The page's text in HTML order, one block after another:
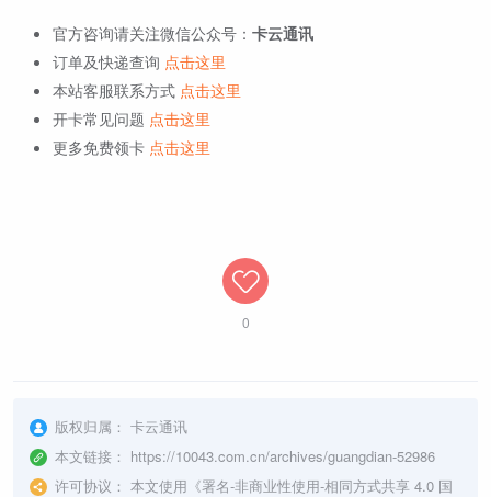
官方咨询请关注微信公众号： 卡云通讯
订单及快递查询 点击这里
本站客服联系方式 点击这里
开卡常见问题 点击这里
更多免费领卡 点击这里
0
版权归属： 卡云通讯
本文链接： https://10043.com.cn/archives/guangdian-52986
许可协议： 本文使用《署名-非商业性使用-相同方式共享 4.0 国